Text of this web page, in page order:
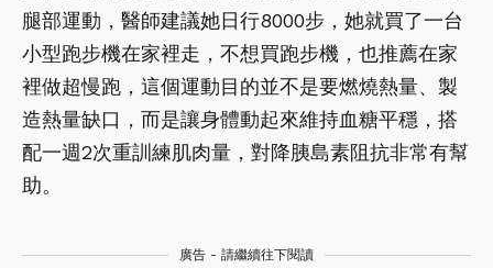
腿部運動，醫師建議她日行8000步，她就買了一台
小型跑步機在家裡走，不想買跑步機，也推薦在家
裡做超慢跑，這個運動目的並不是要燃燒熱量、製
造熱量缺口，而是讓身體動起來維持血糖平穩，搭
配一週2次重訓練肌肉量，對降胰島素阻抗非常有幫
助。
廣告 - 請繼續往下閱讀